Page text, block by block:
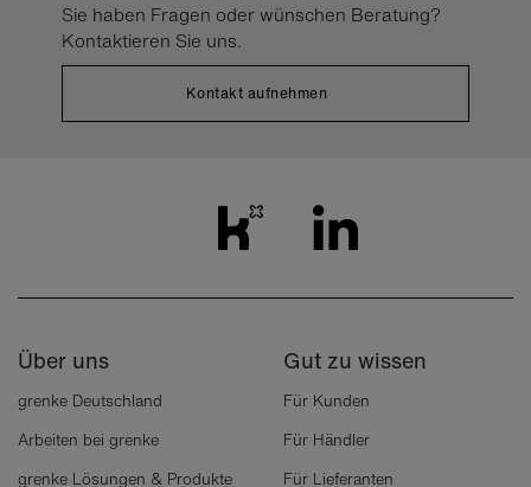
Sie haben Fragen oder wünschen Beratung?
Kontaktieren Sie uns.
Kontakt aufnehmen
Über uns
grenke Deutschland
Arbeiten bei grenke
grenke Lösungen & Produkte
Gut zu wissen
Für Kunden
Für Händler
Für Lieferanten